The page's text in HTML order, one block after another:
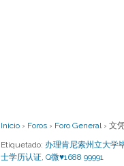
Inicio › Foros › Foro General › 文
Etiquetado: 办理肯尼索州立大学
士学历认证, Q微♥1688 99991